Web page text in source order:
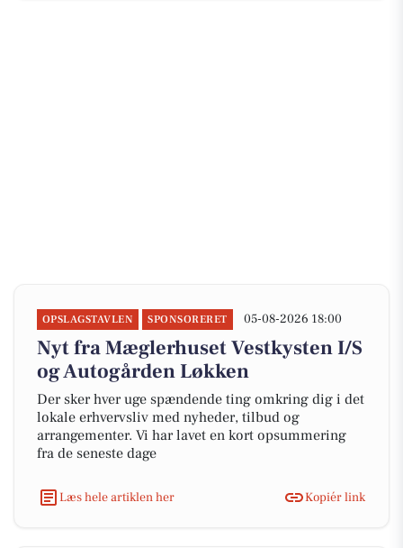
OPSLAGSTAVLEN SPONSORERET 05-08-2026 18:00
Nyt fra Mæglerhuset Vestkysten I/S
og Autogården Løkken
Der sker hver uge spændende ting omkring dig i det
lokale erhvervsliv med nyheder, tilbud og
arrangementer. Vi har lavet en kort opsummering
fra de seneste dage
Læs hele artiklen her Kopiér link